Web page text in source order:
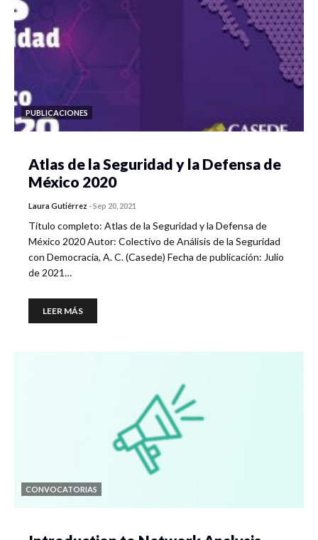
PUBLICACIONES
Atlas de la Seguridad y la Defensa de
México 2020
Laura Gutiérrez -Sep 20, 2021
Título completo: Atlas de la Seguridad y la Defensa de
México 2020 Autor: Colectivo de Análisis de la Seguridad
con Democracia, A. C. (Casede) Fecha de publicación: Julio
de 2021…
LEER MÁS
CONVOCATORIAS